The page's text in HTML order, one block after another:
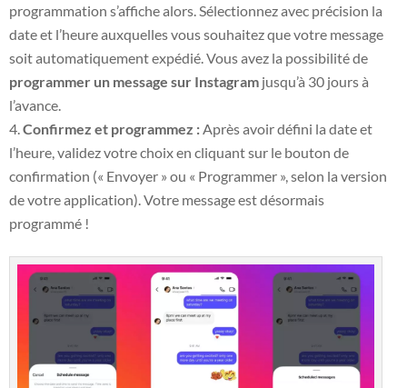
programmation s’affiche alors. Sélectionnez avec précision la
date et l’heure auxquelles vous souhaitez que votre message
soit automatiquement expédié. Vous avez la possibilité de
programmer un message sur Instagram jusqu’à 30 jours à
l’avance.
Confirmez et programmez : Après avoir défini la date et
l’heure, validez votre choix en cliquant sur le bouton de
confirmation (« Envoyer » ou « Programmer », selon la version
de votre application). Votre message est désormais
programmé !